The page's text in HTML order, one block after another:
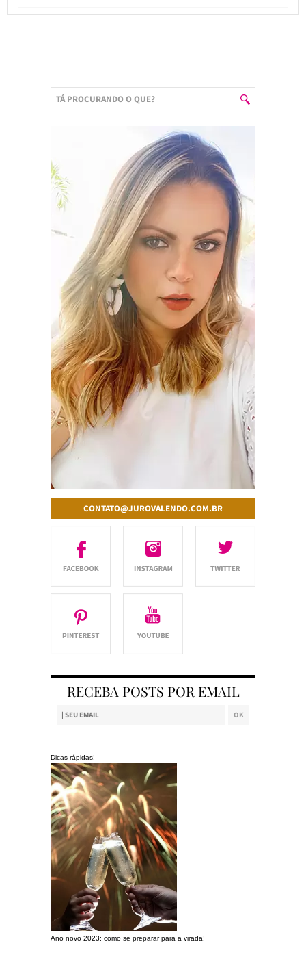
CONTATO@JUROVALENDO.COM.BR
RECEBA POSTS POR EMAIL
Dicas rápidas!
Ano novo 2023: como se preparar para a virada!